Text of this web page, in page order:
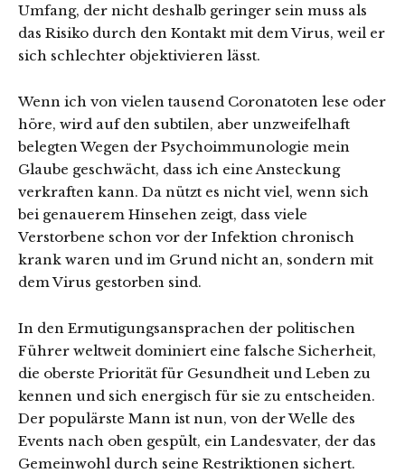
Umfang, der nicht deshalb geringer sein muss als
das Risiko durch den Kontakt mit dem Virus, weil er
sich schlechter objektivieren lässt.
Wenn ich von vielen tausend Coronatoten lese oder
höre, wird auf den subtilen, aber unzweifelhaft
belegten Wegen der Psychoimmunologie mein
Glaube geschwächt, dass ich eine Ansteckung
verkraften kann. Da nützt es nicht viel, wenn sich
bei genauerem Hinsehen zeigt, dass viele
Verstorbene schon vor der Infektion chronisch
krank waren und im Grund nicht an, sondern mit
dem Virus gestorben sind.
In den Ermutigungsansprachen der politischen
Führer weltweit dominiert eine falsche Sicherheit,
die oberste Priorität für Gesundheit und Leben zu
kennen und sich energisch für sie zu entscheiden.
Der populärste Mann ist nun, von der Welle des
Events nach oben gespült, ein Landesvater, der das
Gemeinwohl durch seine Restriktionen sichert.